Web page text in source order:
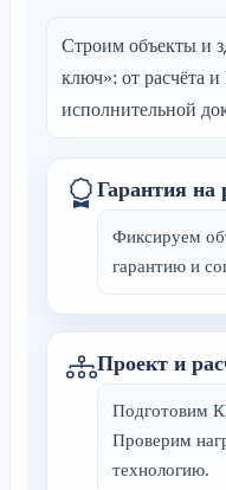
Строим объекты и
ключ»: от расчёта
исполнительной
Гарантия на
Фиксируем
гарантию и
Проект и
Подготовим
Проверим
технологию.